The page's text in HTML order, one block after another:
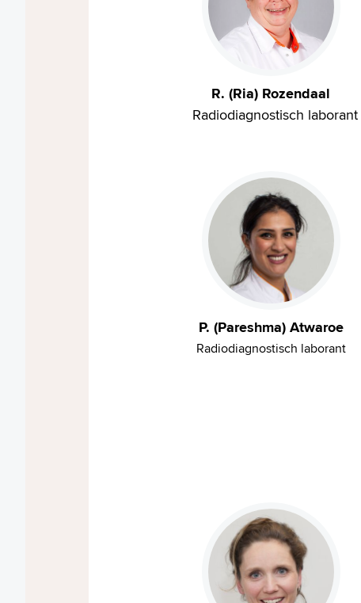
R. (Ria) Rozendaal
Radiodiagnostisch laborant
P. (Pareshma) Atwaroe
Radiodiagnostisch laborant